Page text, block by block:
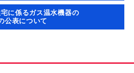
に係るガス温水機器の
公表について